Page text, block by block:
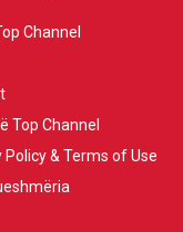
Channel
Top Channel
Policy & Terms of Use